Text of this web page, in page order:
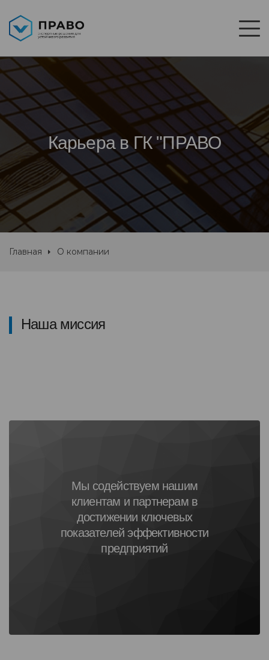
Карьера в ГК "ПРАВО
Главная О компании
Наша миссия
Мы содействуем нашим
клиентам и партнерам в
достижении ключевых
показателей эффективности
предприятий